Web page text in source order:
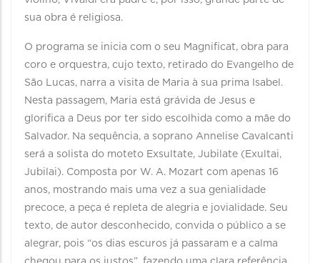
sua obra é religiosa.
O programa se inicia com o seu Magnificat, obra para
coro e orquestra, cujo texto, retirado do Evangelho de
São Lucas, narra a visita de Maria à sua prima Isabel.
Nesta passagem, Maria está grávida de Jesus e
glorifica a Deus por ter sido escolhida como a mãe do
Salvador. Na sequência, a soprano Annelise Cavalcanti
será a solista do moteto Exsultate, Jubilate (Exultai,
Jubilai). Composta por W. A. Mozart com apenas 16
anos, mostrando mais uma vez a sua genialidade
precoce, a peça é repleta de alegria e jovialidade. Seu
texto, de autor desconhecido, convida o público a se
alegrar, pois “os dias escuros já passaram e a calma